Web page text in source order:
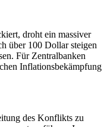
droht ein massiver
über 100 Dollar steigen
Für Zentralbanken
Inflationsbekämpfung
des Konflikts zu